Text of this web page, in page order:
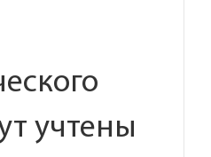
учтены